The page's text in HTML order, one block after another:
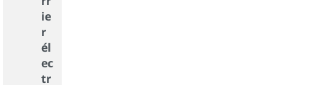
ie
r
él
ec
tr